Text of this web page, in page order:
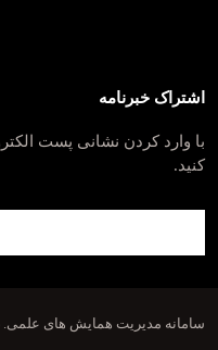
اشتراک خبرنامه
با وارد کردن نشانی پست
کنید.
سامانه مدیریت همایش های علمی.